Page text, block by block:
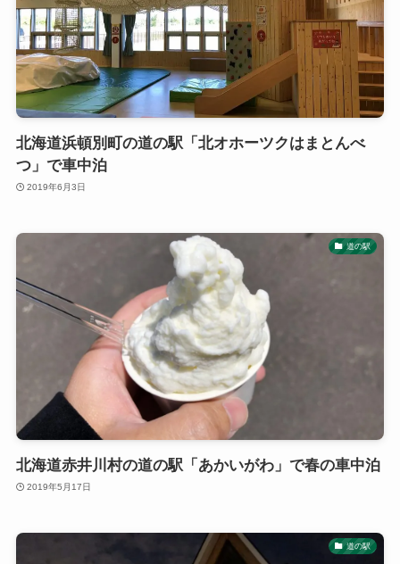
北海道浜頓別町の道の駅「北オホーツクはまとんべ
つ」で車中泊
2019年6月3日
道の駅
北海道赤井川村の道の駅「あかいがわ」で春の車中泊
2019年5月17日
道の駅